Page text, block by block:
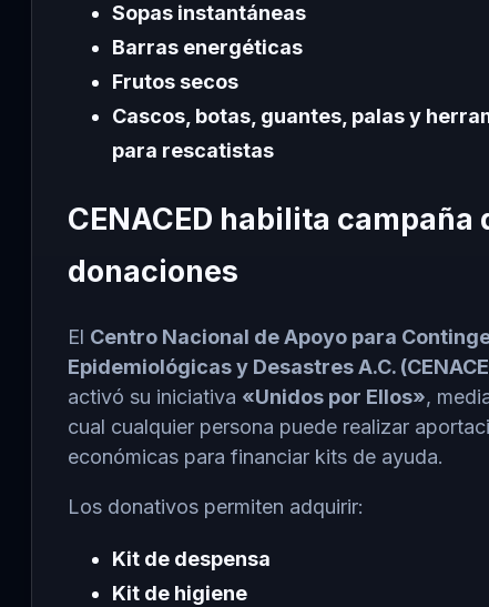
Sopas instantáneas
Barras energéticas
Frutos secos
Cascos, botas, guantes, palas y
para rescatistas
CENACED habilita campaña
donaciones
El Centro Nacional de Apoyo para
Epidemiológicas y Desastres A.C.
activó su iniciativa «Unidos por Ellos»,
cual cualquier persona puede realizar
económicas para financiar kits de ayuda.
Los donativos permiten adquirir:
Kit de despensa
Kit de higiene